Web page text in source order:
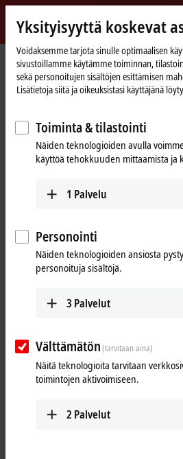
Beckhoff
-
New
Automation
Technology
KotisivuProducts Automation TwinCAT
Product finder TwinCAT
The product finder only works on
Tabular product overview
Tabular product overview
Yksityisyyttä koskevat
Voidaksemme tarjota sinulle optimaalisen
sivustoillamme käytämme toiminnan,
sekä personoitujen sisältöjen esittämisen
Lisätietoja siitä ja oikeuksistasi käyttäjänä
Toiminta & tilastointi
Näiden teknologioiden avulla
käyttöä tehokkuuden mittaamista ja
1 Palvelu
Personointi
Näiden teknologioiden ansiosta
personoituja sisältöjä.
3 Palvelut
Välttämätön(tarvitaan aina)
Näitä teknologioita tarvitaan
toimintojen aktivoimiseen.
2 Palvelut